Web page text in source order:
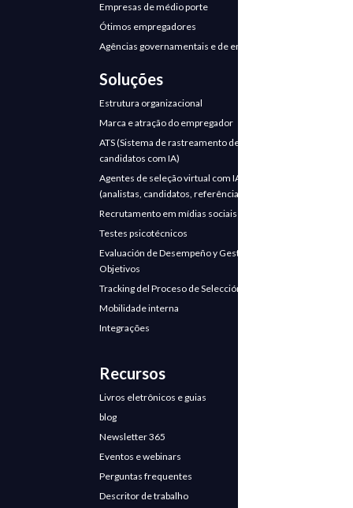
Empresas de médio porte
Ótimos empregadores
Agências governamentais e de emprego
Soluções
Estrutura organizacional
Marca e atração do empregador
ATS (Sistema de rastreamento de
candidatos com IA)
Agentes de seleção virtual com IA
(analistas, candidatos, referências)
Recrutamento em mídias sociais
Testes psicotécnicos
Evaluación de Desempeño y Gestión de
Objetivos
Tracking del Proceso de Selección
Mobilidade interna
Integrações
Recursos
Livros eletrônicos e guias
blog
Newsletter 365
Eventos e webinars
Perguntas frequentes
Descritor de trabalho